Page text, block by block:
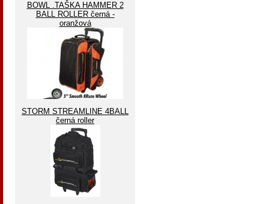
BOWL .TAŠKA HAMMER 2
BALL ROLLER černá -
oranžová
STORM STREAMLINE 4BALL
černá roller